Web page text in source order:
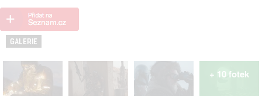
GALERIE
+ 10 fotek